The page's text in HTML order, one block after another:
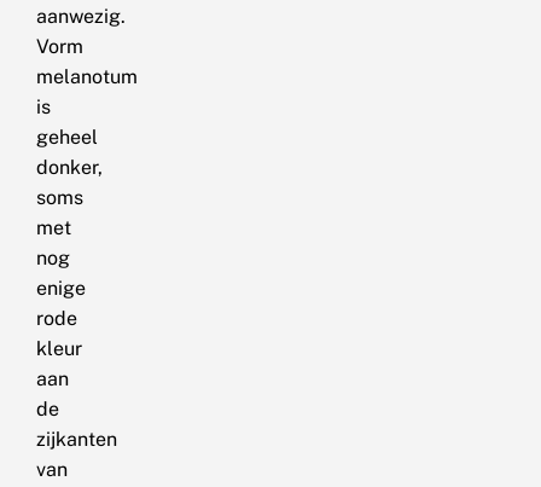
aanwezig.
Vorm
melanotum
is
geheel
donker,
soms
met
nog
enige
rode
kleur
aan
de
zijkanten
van